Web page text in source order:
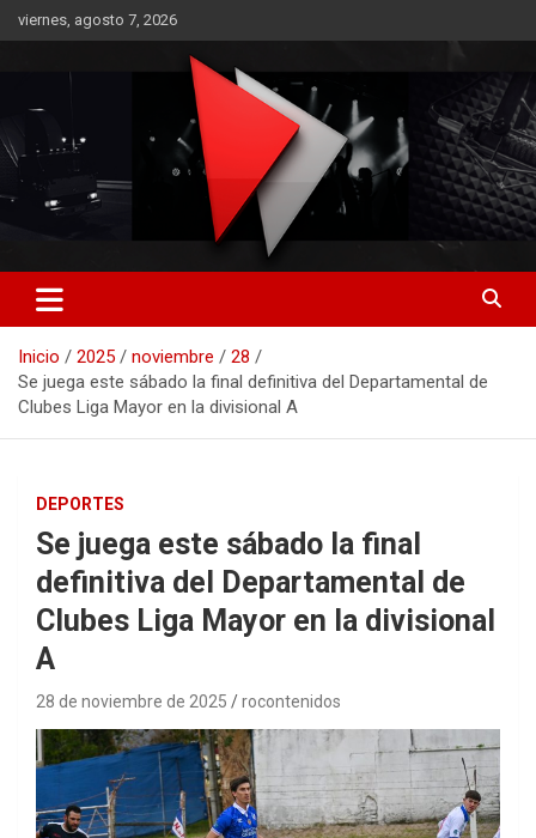
Saltar
al
viernes, agosto 7, 2026
RO CONTENIDOS
Inicio 2025 noviembre
28
Se juega este sábado la final definitiva del Departamental de
Clubes Liga Mayor en la divisional A
DEPORTES
Se juega este sábado la final
definitiva del Departamental de
Clubes Liga Mayor en la divisional
A
28 de noviembre de 2025 rocontenidos